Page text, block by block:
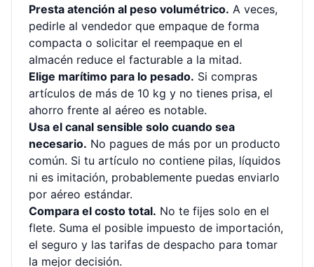
Presta atención al peso volumétrico. A veces,
pedirle al vendedor que empaque de forma
compacta o solicitar el reempaque en el
almacén reduce el facturable a la mitad.
Elige marítimo para lo pesado. Si compras
artículos de más de 10 kg y no tienes prisa, el
ahorro frente al aéreo es notable.
Usa el canal sensible solo cuando sea
necesario. No pagues de más por un producto
común. Si tu artículo no contiene pilas, líquidos
ni es imitación, probablemente puedas enviarlo
por aéreo estándar.
Compara el costo total. No te fijes solo en el
flete. Suma el posible impuesto de importación,
el seguro y las tarifas de despacho para tomar
la mejor decisión.